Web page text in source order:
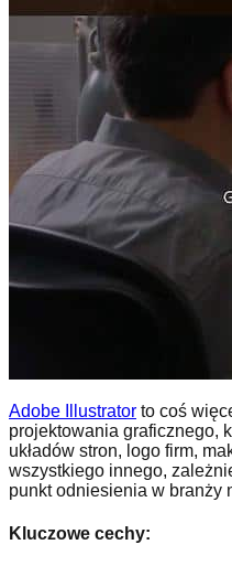
Adobe Illustrator to coś
projektowania graficznego,
układów stron, logo firm,
wszystkiego innego,
punkt odniesienia w branży
Kluczowe cechy: